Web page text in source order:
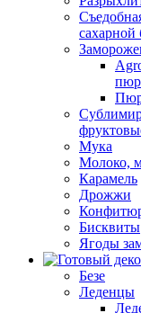
сахарной
Мука
Молоко,
Карамель
Дрожжи
Бисквиты
Ягоды
Безе
Леденцы